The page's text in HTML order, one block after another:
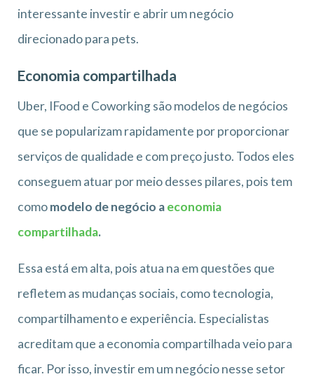
interessante investir e abrir um negócio
direcionado para pets.
Economia compartilhada
Uber, IFood e Coworking são modelos de negócios
que se popularizam rapidamente por proporcionar
serviços de qualidade e com preço justo. Todos eles
conseguem atuar por meio desses pilares, pois tem
comomodelo de negócio aeconomia
compartilhada.
Essa está em alta, pois atua na em questões que
refletem as mudanças sociais, como tecnologia,
compartilhamento e experiência. Especialistas
acreditam que a economia compartilhada veio para
ficar. Por isso, investir em um negócio nesse setor